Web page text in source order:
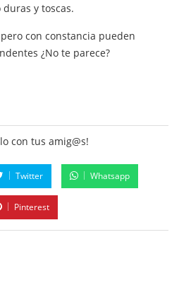
y toscas.
con constancia pueden
¿No te parece?
con tus amig@s!
Twitter Whatsapp
Pinterest